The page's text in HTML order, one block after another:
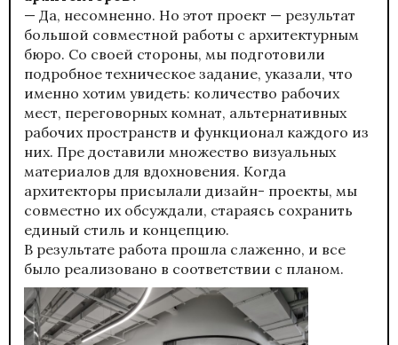
— Да, несомненно. Но этот проект — результат
большой совместной работы с архитектурным
бюро. Со своей стороны, мы подготовили
подробное техническое задание, указали, что
именно хотим увидеть: количество рабочих
мест, переговорных комнат, альтернативных
рабочих пространств и функционал каждого из
них. Пре доставили множество визуальных
материалов для вдохновения. Когда
архитекторы присылали дизайн- проекты, мы
совместно их обсуждали, стараясь сохранить
единый стиль и концепцию.
В результате работа прошла слаженно, и все
было реализовано в соответствии с планом.